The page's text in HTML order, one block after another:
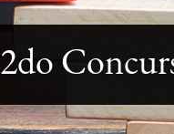
2do